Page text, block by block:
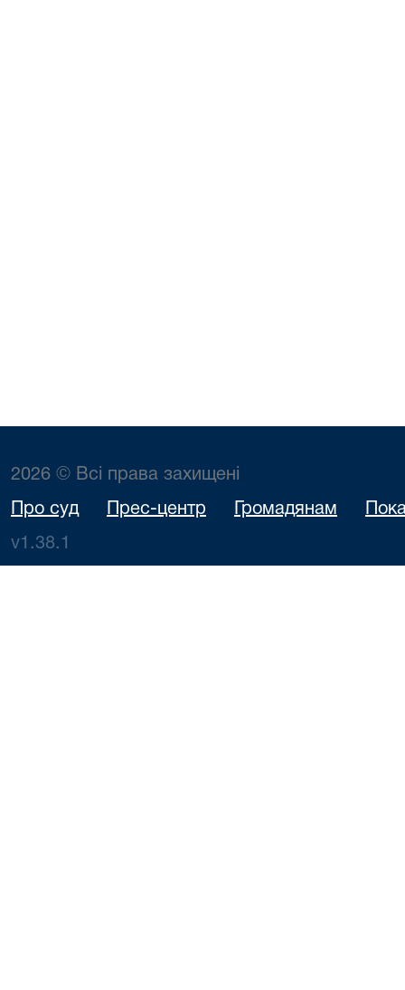
2026 © Всі права захищені
Про суд Прес-центр Громадянам
v1.38.1